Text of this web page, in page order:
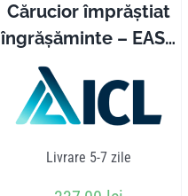
Cărucior împrăștiat
îngrășăminte – EASY
Livrare 5-7 zile